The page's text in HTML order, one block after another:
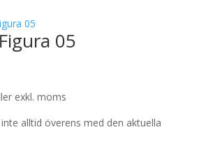
05
kr.
exkl. moms
alltid överens med den aktuella